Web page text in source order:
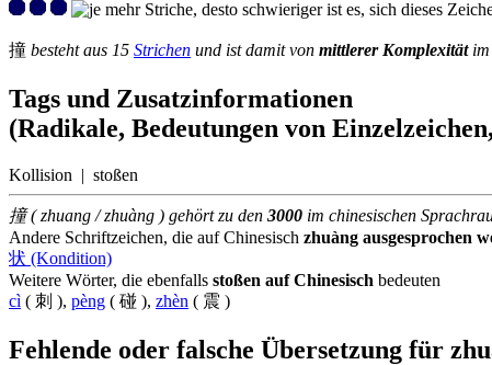
撞 besteht aus 15 Strichen und ist damit von mittlerer Komplexitätim
Tags und Zusatzinformationen
(Radikale, Bedeutungen von
Kollision | stoßen
撞 ( zhuang / zhuàng ) gehört zu den 3000 im chinesischen
Andere Schriftzeichen, die auf Chinesisch zhuàng ausgesprochen
状 (Kondition)
Weitere Wörter, die ebenfalls stoßen auf Chinesisch bedeuten
cì ( 刺 ), pèng ( 碰 ), zhèn ( 震 )
Fehlende oder falsche Übersetzung für